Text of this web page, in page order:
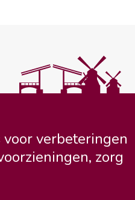
verbeteringen
zorg